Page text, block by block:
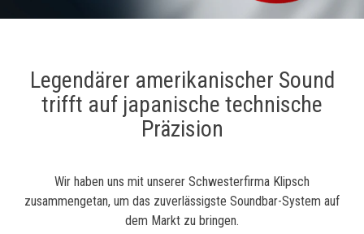
Legendärer amerikanischer Sound
trifft auf japanische technische
Präzision
Wir haben uns mit unserer Schwesterfirma Klipsch
zusammengetan, um das zuverlässigste Soundbar-System auf
dem Markt zu bringen.